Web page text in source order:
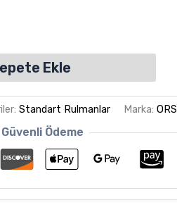
Ekle
Standart Rulmanlar Marka:ORS
Ödeme